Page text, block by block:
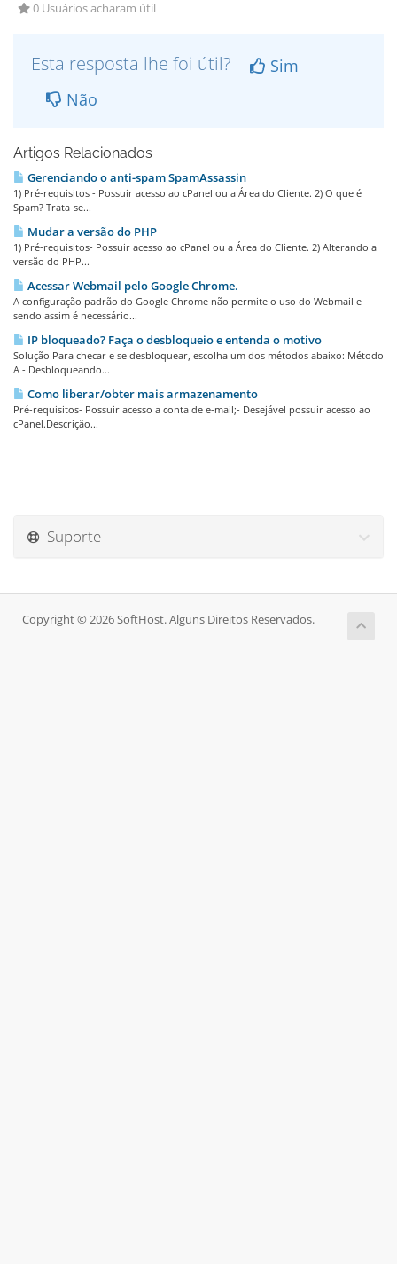
0 Usuários acharam útil
Esta resposta lhe foi útil?
Sim
Não
Artigos Relacionados
Gerenciando o anti-spam SpamAssassin
1) Pré-requisitos - Possuir acesso ao cPanel ou a Área do Cliente. 2) O que é
Spam? Trata-se...
Mudar a versão do PHP
1) Pré-requisitos- Possuir acesso ao cPanel ou a Área do Cliente. 2) Alterando a
versão do PHP...
Acessar Webmail pelo Google Chrome.
A configuração padrão do Google Chrome não permite o uso do Webmail e
sendo assim é necessário...
IP bloqueado? Faça o desbloqueio e entenda o motivo
Solução Para checar e se desbloquear, escolha um dos métodos abaixo: Método
A - Desbloqueando...
Como liberar/obter mais armazenamento
Pré-requisitos- Possuir acesso a conta de e-mail;- Desejável possuir acesso ao
cPanel.Descrição...
Suporte
Copyright © 2026 SoftHost. Alguns Direitos Reservados.